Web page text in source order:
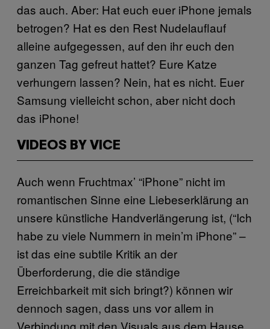
das auch. Aber: Hat euch euer iPhone jemals
betrogen? Hat es den Rest Nudelauflauf
alleine aufgegessen, auf den ihr euch den
ganzen Tag gefreut hattet? Eure Katze
verhungern lassen? Nein, hat es nicht. Euer
Samsung vielleicht schon, aber nicht doch
das iPhone!
VIDEOS BY VICE
Auch wenn Fruchtmax’ “iPhone” nicht im
romantischen Sinne eine Liebeserklärung an
unsere künstliche Handverlängerung ist, (“Ich
habe zu viele Nummern in mein’m iPhone” –
ist das eine subtile Kritik an der
Überforderung, die die ständige
Erreichbarkeit mit sich bringt?) können wir
dennoch sagen, dass uns vor allem in
Verbindung mit den Visuals aus dem Hause